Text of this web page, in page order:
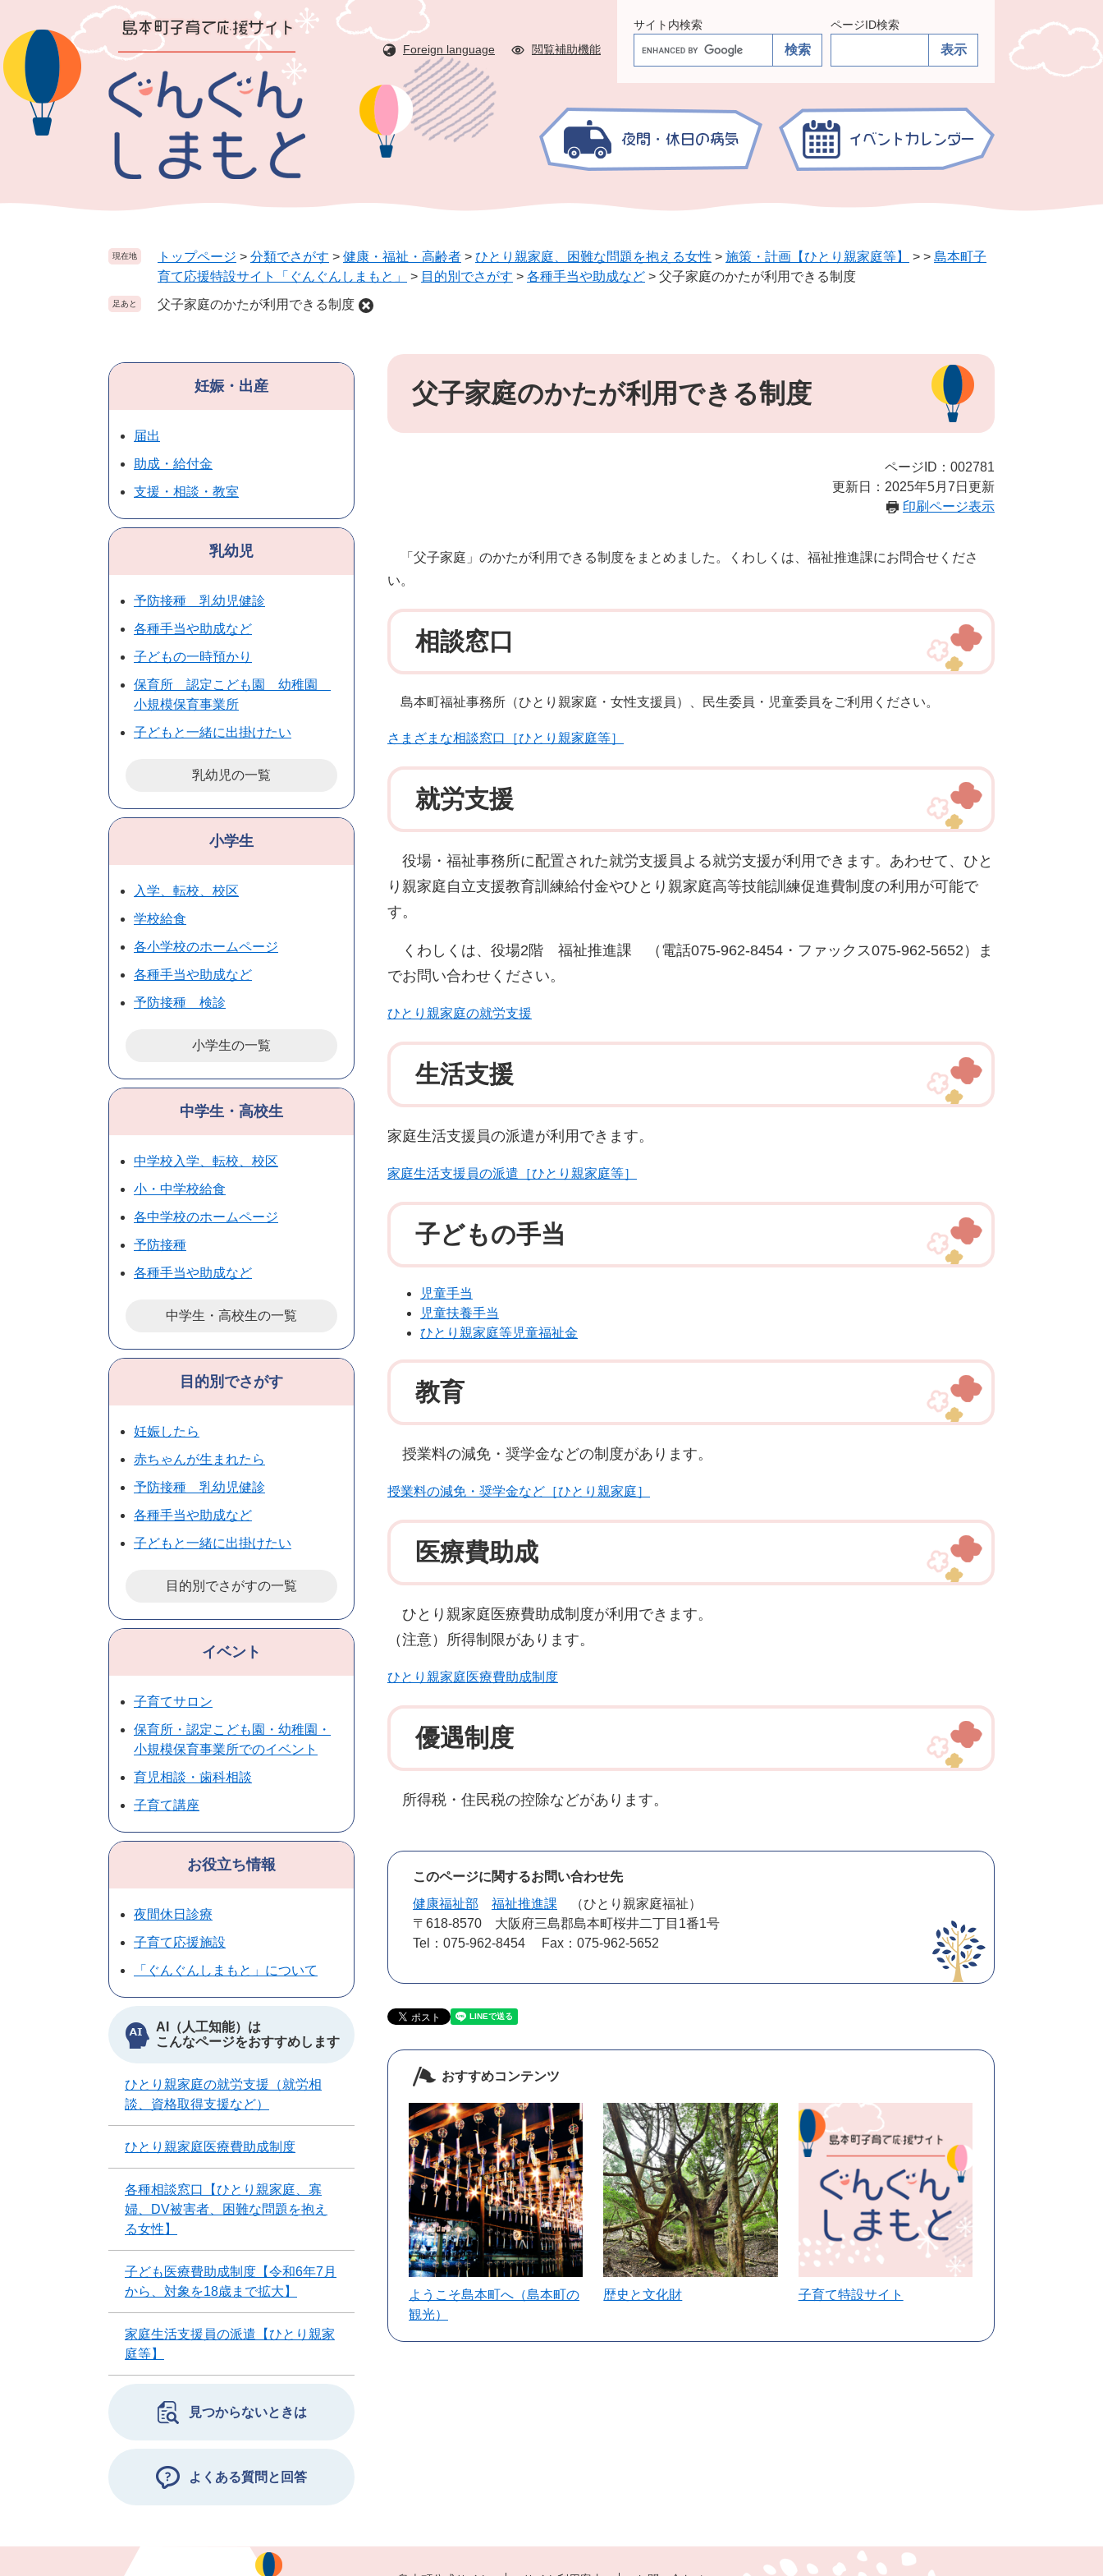
ジ
の
先
ュ
ー
を
文
Foreign language 閲覧補助機能
サイト内検索
G
o
o
e
索
ページID検索
現在地 トップページ > 分類でさがす > 健康・福祉・高齢者 > ひとり親家庭、困難な問題を抱える女性 > 施策・計画【ひとり親家庭等】 > > 島本町子
育て応援特設サイト「ぐんぐんしまもと」
> 目的別でさがす > 各種手当や助成など > 父子家庭のかたが利用できる制度
足あと 父子家庭のかたが利用できる制度
本
父子家庭のかたが利用できる制度
ページID：002781
更新日：2025年5月7日更新
印刷ページ表示
「父子家庭」のかたが利用できる制度をまとめました。くわしくは、福祉推進課にお問合せくださ
い。
相談窓口
島本町福祉事務所（ひとり親家庭・女性支援員）、民生委員・児童委員をご利用ください。
さまざまな相談窓口［ひとり親家庭等］
就労支援
役場・福祉事務所に配置された就労支援員よる就労支援が利用できます。あわせて、ひと
り親家庭自立支援教育訓練給付金やひとり親家庭高等技能訓練促進費制度の利用が可能で
す。
くわしくは、役場2階 福祉推進課 （電話075-962-8454・ファックス075-962-5652）ま
でお問い合わせください。
ひとり親家庭の就労支援
生活支援
家庭生活支援員の派遣が利用できます。
家庭生活支援員の派遣［ひとり親家庭等］
子どもの手当
児童手当
児童扶養手当
ひとり親家庭等児童福祉金
教育
授業料の減免・奨学金などの制度があります。
授業料の減免・奨学金など［ひとり親家庭］
医療費助成
ひとり親家庭医療費助成制度が利用できます。
（注意）所得制限があります。
ひとり親家庭医療費助成制度
優遇制度
所得税・住民税の控除などがあります。
このページに関するお問い合わせ先
健康福祉部
福祉推進課
ひとり親家庭福祉
〒618-8570
大阪府三島郡島本町桜井二丁目1番1号
Tel：075-962-8454
Fax：075-962-5652
おすすめコンテンツ
ようこそ島本町へ（島本町の
観光）
歴史と文化財 子育て特設サイト
妊娠・出産
届出
助成・給付金
支援・相談・教室
乳幼児
予防接種 乳幼児健診
各種手当や助成など
子どもの一時預かり
保育所 認定こども園 幼稚園
小規模保育事業所
子どもと一緒に出掛けたい
乳幼児の一覧
小学生
入学、転校、校区
学校給食
各小学校のホームページ
各種手当や助成など
予防接種 検診
小学生の一覧
中学生・高校生
中学校入学、転校、校区
小・中学校給食
各中学校のホームページ
予防接種
各種手当や助成など
中学生・高校生の一覧
目的別でさがす
妊娠したら
赤ちゃんが生まれたら
予防接種 乳幼児健診
各種手当や助成など
子どもと一緒に出掛けたい
目的別でさがすの一覧
イベント
子育てサロン
保育所・認定こども園・幼稚園・
小規模保育事業所でのイベント
育児相談・歯科相談
子育て講座
お役立ち情報
夜間休日診療
子育て応援施設
「ぐんぐんしまもと」について
AI（人工知能）は
こんなページをおすすめします
ひとり親家庭の就労支援（就労相
談、資格取得支援など）
ひとり親家庭医療費助成制度
各種相談窓口【ひとり親家庭、寡
婦、DV被害者、困難な問題を抱え
る女性】
子ども医療費助成制度【令和6年7月
から、対象を18歳まで拡大】
家庭生活支援員の派遣【ひとり親家
庭等】
見つからないときは
よくある質問と回答